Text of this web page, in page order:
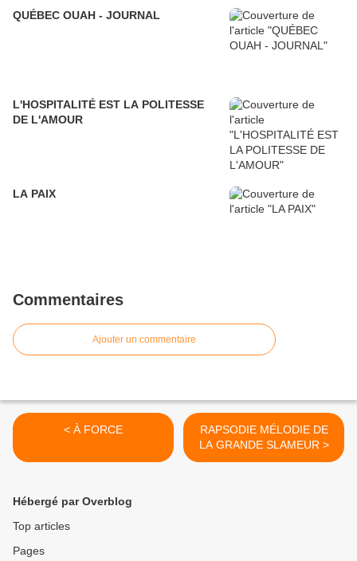
QUÉBEC OUAH - JOURNAL
L'HOSPITALITÉ EST LA POLITESSE
DE L'AMOUR
LA PAIX
Commentaires
Ajouter un commentaire
< À FORCE
RAPSODIE MÉLODIE DE
LA GRANDE SLAMEUR >
Hébergé par Overblog
Top articles
Pages